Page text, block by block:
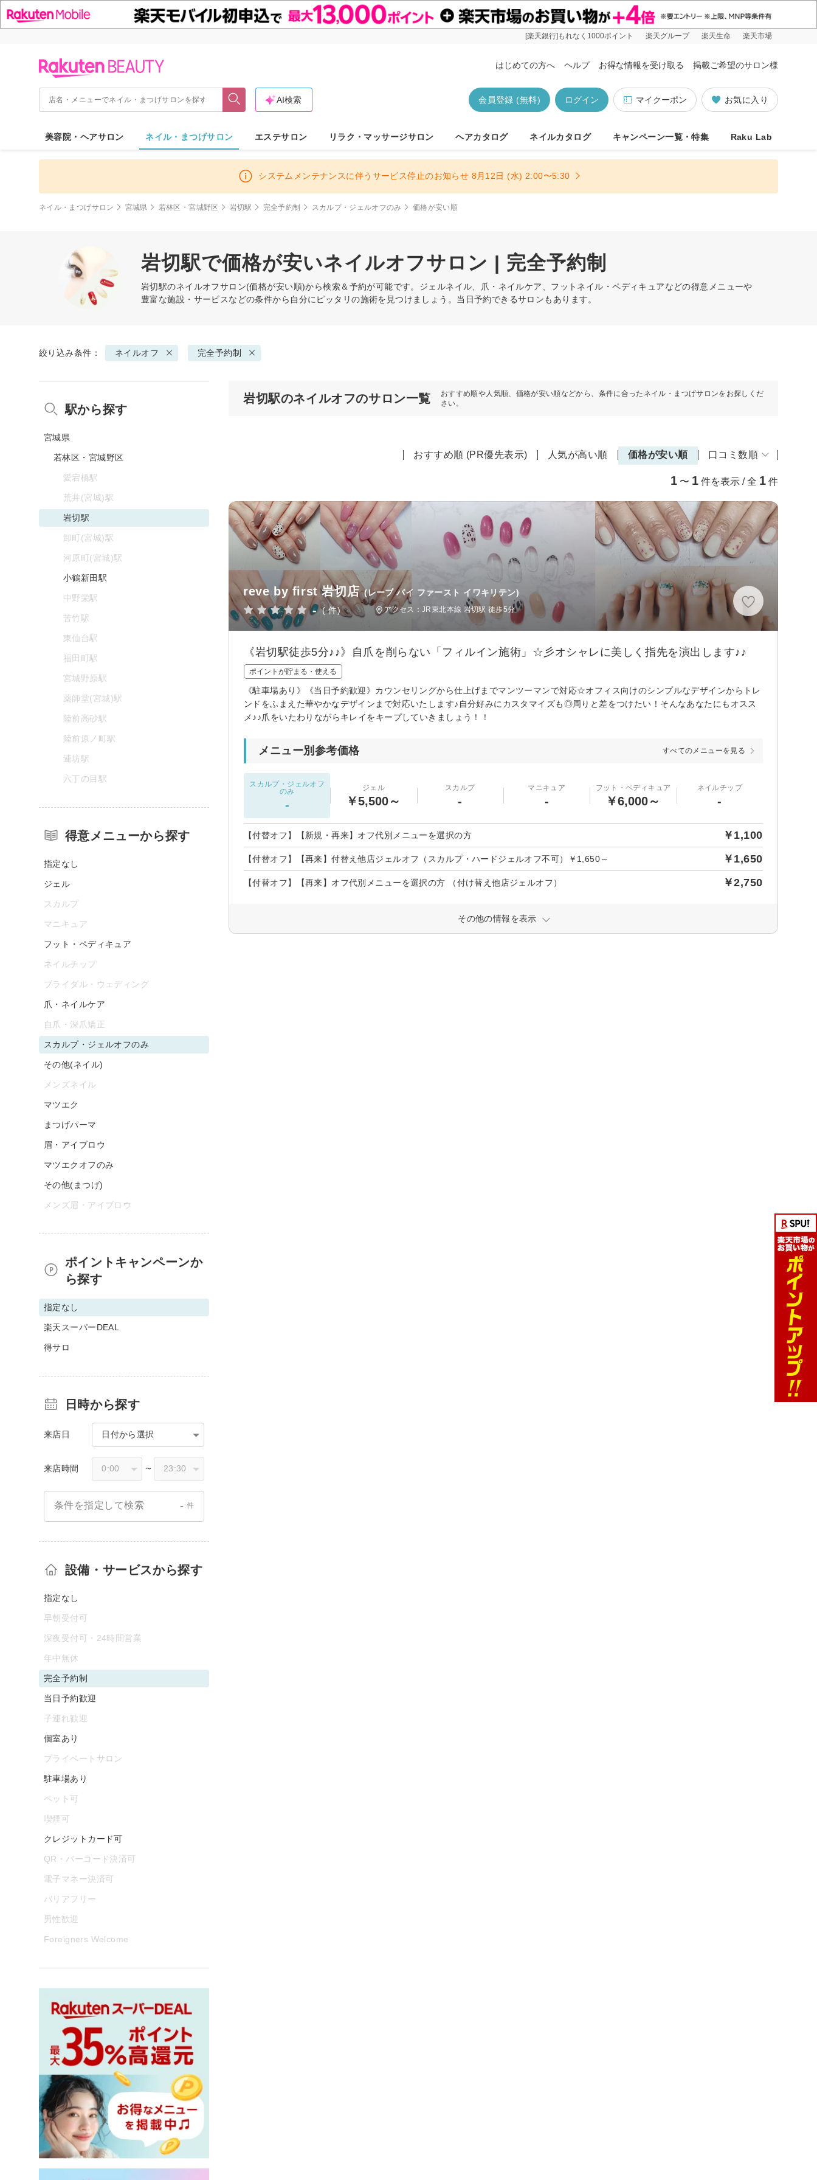
[楽天銀行]もれなく1000ポイント 楽天グループ 楽天生命 楽天市場
はじめての方へ ヘルプ お得な情報を受け取る 掲載ご希望のサロン様
お気に入り
マイクーポン
ログイン
会員登録 (無料)
AI検索
美容院・ヘアサロン ネイル・まつげサロン エステサロン リラク・マッサージサロン ヘアカタログ ネイルカタログ キャンペーン一覧・特集 Raku Lab
システムメンテナンスに伴うサービス停止のお知らせ 8月12日 (水) 2:00〜5:30
ネイル・まつげサロン 宮城県 若林区・宮城野区 岩切駅 完全予約制 スカルプ・ジェルオフのみ 価格が安い順
岩切駅で価格が安いネイルオフサロン | 完全予約制
岩切駅のネイルオフサロン(価格が安い順)から検索＆予約が可能です。ジェルネイル、爪・ネイルケア、フットネイル・ペディキュアなどの得意メニューや
豊富な施設・サービスなどの条件から自分にピッタリの施術を見つけましょう。当日予約できるサロンもあります。
絞り込み条件： ネイルオフ 完全予約制
岩切駅のネイルオフのサロン一覧
おすすめ順や人気順、価格が安い順などから、条件に合ったネイル・まつげサロンをお探しくだ
さい。
おすすめ順 (PR優先表示) 人気が高い順 価格が安い順 口コミ数順
1 〜 1 件を表示 / 全 1 件
reve by first 岩切店 (レーブ バイ ファースト イワキリテン)
- (-件) アクセス：JR東北本線 岩切駅 徒歩5分
《岩切駅徒歩5分♪♪》自爪を削らない「フィルイン施術」☆彡オシャレに美しく指先を演出します♪♪
ポイントが貯まる・使える
《駐車場あり》《当日予約歓迎》カウンセリングから仕上げまでマンツーマンで対応☆オフィス向けのシンプルなデザインからトレ
ンドをふまえた華やかなデザインまで対応いたします♪自分好みにカスタマイズも◎周りと差をつけたい！そんなあなたにもオスス
メ♪♪爪をいたわりながらキレイをキープしていきましょう！！
メニュー別参考価格 すべてのメニューを見る
スカルプ・ジェルオフ
のみ
-
ジェル
￥5,500～
スカルプ
-
マニキュア
-
フット・ペディキュア
￥6,000～
ネイルチップ
-
【付替オフ】【新規・再来】オフ代別メニューを選択の方 ￥1,100
【付替オフ】【再来】付替え他店ジェルオフ（スカルプ・ハードジェルオフ不可）￥1,650～ ￥1,650
【付替オフ】【再来】オフ代別メニューを選択の方 （付け替え他店ジェルオフ） ￥2,750
その他の情報を表示
駅から探す
宮城県
若林区・宮城野区
愛宕橋駅
荒井(宮城)駅
岩切駅
卸町(宮城)駅
河原町(宮城)駅
小鶴新田駅
中野栄駅
苦竹駅
東仙台駅
福田町駅
宮城野原駅
薬師堂(宮城)駅
陸前高砂駅
陸前原ノ町駅
連坊駅
六丁の目駅
得意メニューから探す
指定なし
ジェル
スカルプ
マニキュア
フット・ペディキュア
ネイルチップ
ブライダル・ウェディング
爪・ネイルケア
自爪・深爪矯正
スカルプ・ジェルオフのみ
その他(ネイル)
メンズネイル
マツエク
まつげパーマ
眉・アイブロウ
マツエクオフのみ
その他(まつげ)
メンズ眉・アイブロウ
ポイントキャンペーンか
ら探す
指定なし
楽天スーパーDEAL
得サロ
日時から探す
来店日 日付から選択
来店時間 〜
条件を指定して検索 - 件
設備・サービスから探す
指定なし
早朝受付可
深夜受付可・24時間営業
年中無休
完全予約制
当日予約歓迎
子連れ歓迎
個室あり
プライベートサロン
駐車場あり
ペット可
喫煙可
クレジットカード可
QR・バーコード決済可
電子マネー決済可
バリアフリー
男性歓迎
Foreigners Welcome